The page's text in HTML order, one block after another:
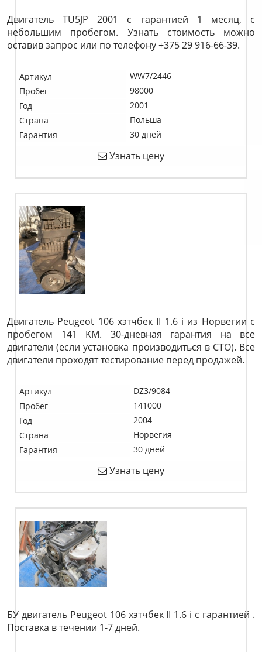
Двигатель TU5JP 2001 с гарантией 1 месяц, с
небольшим пробегом. Узнать стоимость можно
оставив запрос или по телефону +375 29 916-66-39.
Артикул
WW7/2446
Пробег
98000
Год
2001
Страна
Польша
Гарантия
30 дней
Узнать цену
Двигатель Peugeot 106 хэтчбек II 1.6 i из Норвегии с
пробегом 141 KM. 30-дневная гарантия на все
двигатели (если установка производиться в СТО). Все
двигатели проходят тестирование перед продажей.
Артикул
DZ3/9084
Пробег
141000
Год
2004
Страна
Норвегия
Гарантия
30 дней
Узнать цену
БУ двигатель Peugeot 106 хэтчбек II 1.6 i c гарантией .
Поставка в течении 1-7 дней.